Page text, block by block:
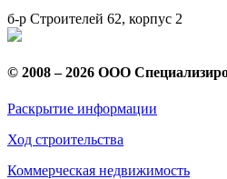
б-р Строителей 62, корпус 2
© 2008 – 2026 ООО
Раскрытие информации
Ход строительства
Коммерческая недвижимость